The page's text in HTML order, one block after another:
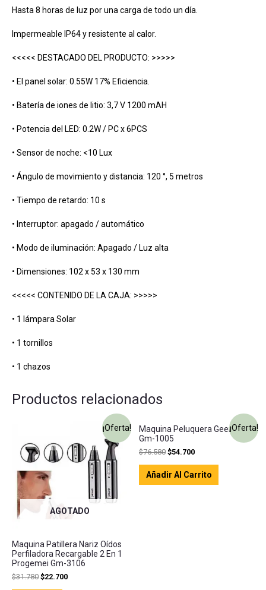
Hasta 8 horas de luz por una carga de todo un día.
Impermeable IP64 y resistente al calor.
<<<<< DESTACADO DEL PRODUCTO: >>>>>
• El panel solar: 0.55W 17% Eficiencia.
• Batería de iones de litio: 3,7 V 1200 mAH
• Potencia del LED: 0.2W / PC x 6PCS
• Sensor de noche: <10 Lux
• Ángulo de movimiento y distancia: 120 °, 5 metros
• Tiempo de retardo: 10 s
• Interruptor: apagado / automático
• Modo de iluminación: Apagado / Luz alta
• Dimensiones: 102 x 53 x 130 mm
<<<<< CONTENIDO DE LA CAJA: >>>>>
• 1 lámpara Solar
• 1 tornillos
• 1 chazos
Productos relacionados
¡Oferta!
AGOTADO
Maquina Patillera Nariz Oídos
Perfiladora Recargable 2 En 1
Progemei Gm-3106
$31.780 $22.700
¡Oferta!
Maquina Peluquera Geemy
Gm-1005
$76.580 $54.700
Añadir Al Carrito